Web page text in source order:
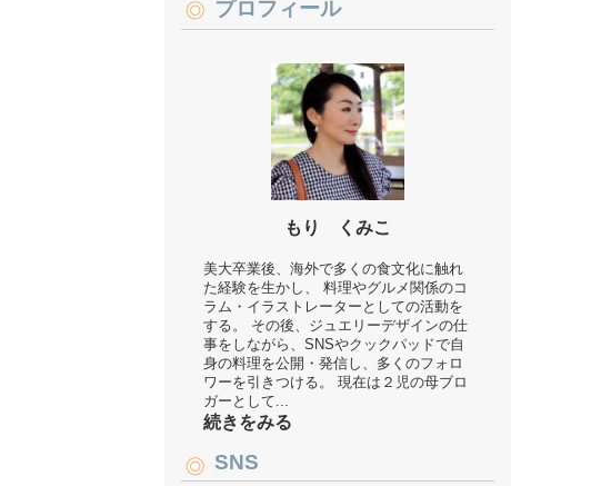
プロフィール
もり くみこ
美大卒業後、海外で多くの食文化に触れ
た経験を生かし、 料理やグルメ関係のコ
ラム・イラストレーターとしての活動を
する。 その後、ジュエリーデザインの仕
事をしながら、SNSやクックパッドで自
身の料理を公開・発信し、多くのフォロ
ワーを引きつける。 現在は２児の母ブロ
ガーとして...
続きをみる
SNS